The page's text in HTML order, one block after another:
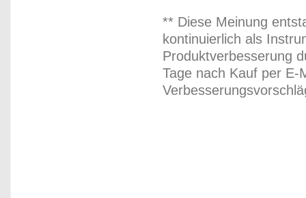
** Diese Meinung
kontinuierlich als
Produktverbesserung
Tage nach Kauf per E-